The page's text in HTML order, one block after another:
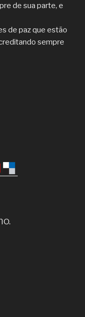
de sua parte, e
de paz que estão
sempre